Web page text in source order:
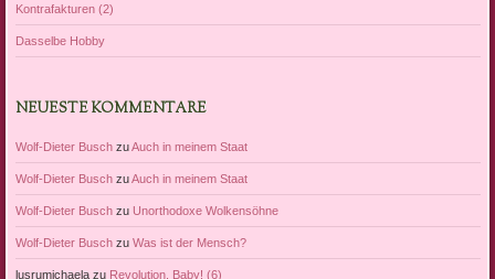
Kontrafakturen (2)
Dasselbe Hobby
NEUESTE KOMMENTARE
Wolf-Dieter BuschzuAuch in meinem Staat
Wolf-Dieter BuschzuAuch in meinem Staat
Wolf-Dieter Buschzu Unorthodoxe Wolkensöhne
Wolf-Dieter Buschzu Was ist der Mensch?
lusrumichaelazu Revolution, Baby! (6)